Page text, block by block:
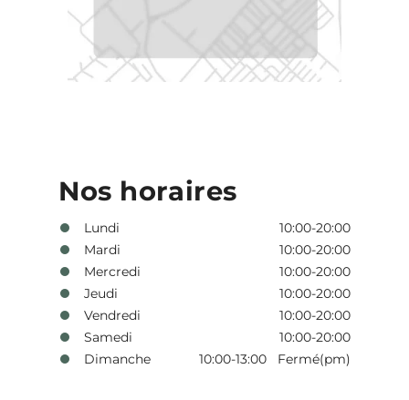
Nos horaires
Lundi
10:00-20:00
Mardi
10:00-20:00
Mercredi
10:00-20:00
Jeudi
10:00-20:00
Vendredi
10:00-20:00
Samedi
10:00-20:00
Dimanche
10:00-13:00 Fermé(pm)